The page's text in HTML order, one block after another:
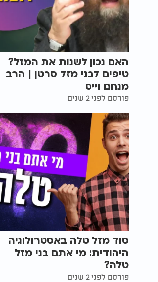
האם נכון לשנות את המזל?
טיפים לבני מזל סרטן | הרב
מנחם וייס
פורסם לפני 2 שנים
סוד מזל טלה באסטרולוגיה
היהודית: מי אתם בני מזל
טלה?
פורסם לפני 2 שנים